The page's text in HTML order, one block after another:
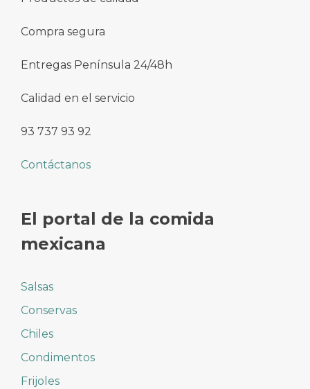
Compra segura
Entregas Península 24/48h
Calidad en el servicio
93 737 93 92
Contáctanos
El portal de la comida
mexicana
Salsas
Conservas
Chiles
Condimentos
Frijoles